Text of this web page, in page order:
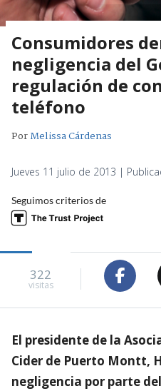
Consumidores
negligencia del
regulación de
teléfono
PorMelissa Cárdenas
Jueves 11 julio de 2013 |
Seguimos criterios de
322
visitas
El presidente de la
Cider de Puerto Montt,
negligencia por parte